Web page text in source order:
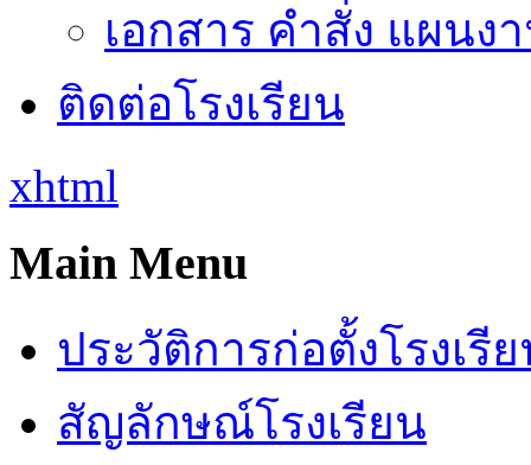
เอกสาร คำสั่ง แผนง
ติดต่อโรงเรียน
xhtml
Main Menu
ประวัติการก่อตั้งโรงเรี
สัญลักษณ์โรงเรียน